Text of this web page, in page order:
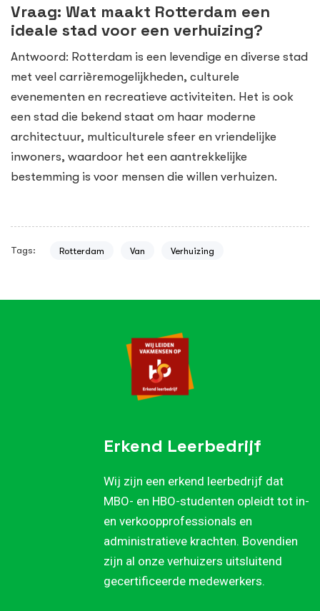
Vraag: Wat maakt Rotterdam een
ideale stad voor een verhuizing?
Antwoord: Rotterdam is een levendige en diverse stad
met veel carrièremogelijkheden, culturele
evenementen en recreatieve activiteiten. Het is ook
een stad die bekend staat om haar moderne
architectuur, multiculturele sfeer en vriendelijke
inwoners, waardoor het een aantrekkelijke
bestemming is voor mensen die willen verhuizen.
Tags: Rotterdam Van Verhuizing
Erkend Leerbedrijf
Wij zijn een erkend leerbedrijf dat
MBO- en HBO-studenten opleidt tot in-
en verkoopprofessionals en
administratieve krachten. Bovendien
zijn al onze verhuizers uitsluitend
gecertificeerde medewerkers.